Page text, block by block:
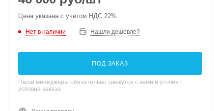
Цена указана с учетом НДС 22%
Нет в наличии Нашли дешевле?
ПОД ЗАКАЗ
Наши менеджеры обязательно свяжутся с вами и уточнят
условия заказа